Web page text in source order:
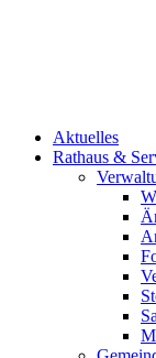
Aktuelles
Rathaus &